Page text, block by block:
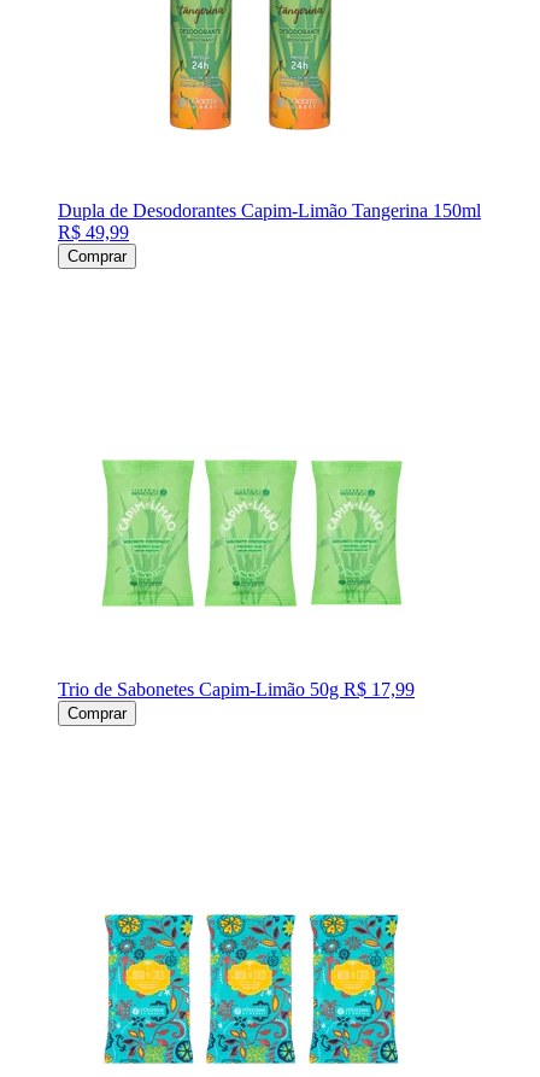
Dupla de Desodorantes Capim-Limão Tangerina 150ml
R$ 49,99
Comprar
Trio de Sabonetes Capim-Limão 50g R$ 17,99
Comprar